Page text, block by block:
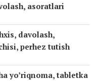
asoratlari
davolash,
perhez tutish
yo’riqnoma, tabletka